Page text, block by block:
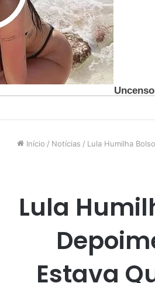
Início / Notícias / Lula Humilha
Lula
Estava